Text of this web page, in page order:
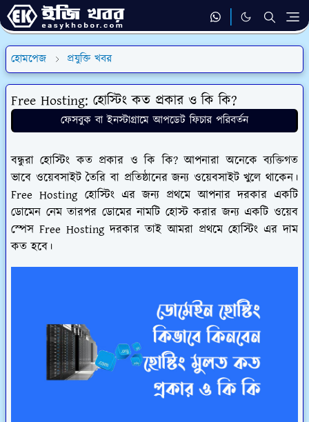
হোমপেজ প্রযুক্তি খবর
Free Hosting: হোস্টিং কত প্রকার ও কি কি?
ফেসবুক বা ইনস্টাগ্রামে আপডেট ফিচার পরিবর্তন
বন্ধুরা হোস্টিং কত প্রকার ও কি কি? আপনারা অনেকে ব্যক্তিগত
ভাবে ওয়েবসাইট তৈরি বা প্রতিষ্ঠানের জন্য ওয়েবসাইট খুলে থাকেন।
Free Hosting হোস্টিং এর জন্য প্রথমে আপনার দরকার একটি
ডোমেন নেম তারপর ডোমের নামটি হোস্ট করার জন্য একটি ওয়েব
স্পেস Free Hosting দরকার তাই আমরা প্রথমে হোস্টিং এর দাম
কত হবে।